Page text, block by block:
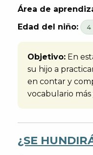
Área de
Edad del niño: 4
Objetivo: En
su hijo a
en contar y
vocabulario más
¿SE